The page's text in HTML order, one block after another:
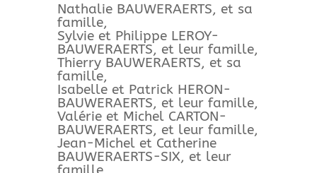
Nathalie BAUWERAERTS, et sa
famille,
Sylvie et Philippe LEROY-
BAUWERAERTS, et leur famille,
Thierry BAUWERAERTS, et sa
famille,
Isabelle et Patrick HERON-
BAUWERAERTS, et leur famille,
Valérie et Michel CARTON-
BAUWERAERTS, et leur famille,
Jean-Michel et Catherine
BAUWERAERTS-SIX, et leur
famille,